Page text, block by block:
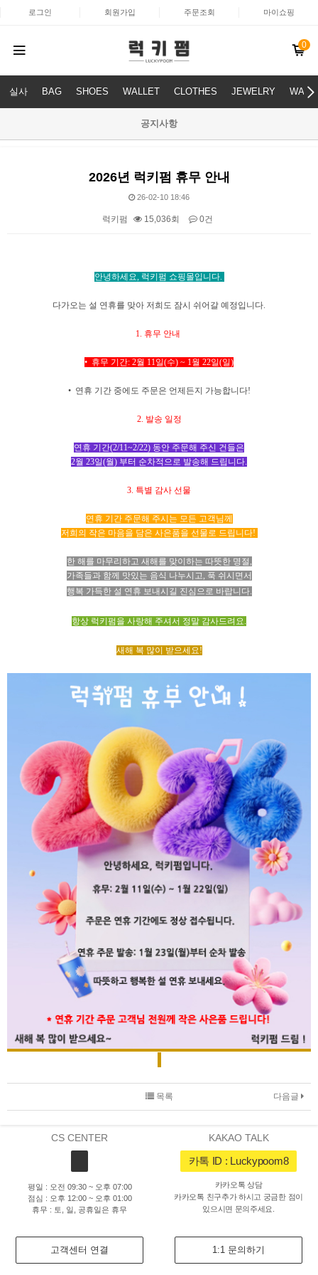
로그인 회원가입 주문조회 마이쇼핑
0
실사 BAG SHOES WALLET CLOTHES JEWELRY
공지사항
2026년 럭키펌 휴무 안내
26-02-10 18:46
럭키펌 15,036회 0건
안녕하세요, 럭키펌 쇼핑몰입니다.
다가오는 설 연휴를 맞아 저희도 잠시 쉬어갈 예정입니다.
1. 휴무 안내
• 휴무 기간: 2월 11일(수) ~ 1월 22일(일)
• 연휴 기간 중에도 주문은 언제든지 가능합니다!
2. 발송 일정
연휴 기간(2/11~2/22) 동안 주문해 주신 건들은
2월 23일(월) 부터 순차적으로 발송해 드립니다.
3. 특별 감사 선물
연휴 기간 주문해 주시는 모든 고객님께
저희의 작은 마음을 담은 사은품을 선물로 드립니다!
한 해를 마무리하고 새해를 맞이하는 따뜻한 명절,
가족들과 함께 맛있는 음식 나누시고, 푹 쉬시면서
행복 가득한 설 연휴 보내시길 진심으로 바랍니다.
항상 럭키펌을 사랑해 주셔서 정말 감사드려요.
새해 복 많이 받으세요!
다음글
목록
CS CENTER
평일 : 오전 09:30 ~ 오후 07:00
점심 : 오후 12:00 ~ 오후 01:00
휴무 : 토, 일, 공휴일은 휴무
KAKAO TALK
카톡 ID : Luckypoom8
카카오톡 상담
카카오톡 친구추가 하시고 궁금한 점이
있으시면 문의주세요.
고객센터 연결 1:1 문의하기